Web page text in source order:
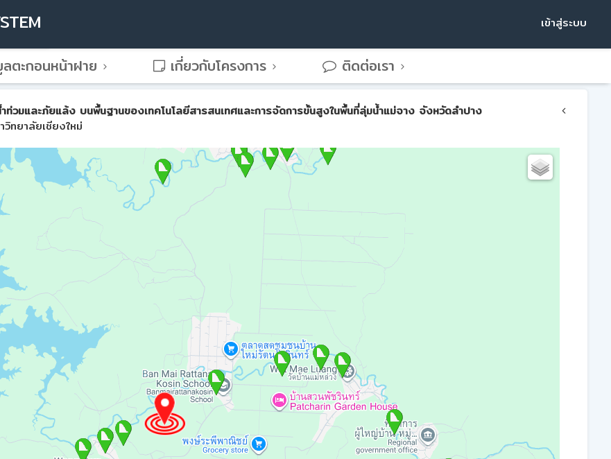
เข้าสู่ระบบ
ตะกอนหน้าฝาย เกี่ยวกับโครงการ ติดต่อเรา
วมและภัยแล้ง บนพื้นฐานของเทคโนโลยีสารสนเทศและการจัดการขั้นสูงในพื้นที่ลุ่มน้ำแม่จาง จังหวัดลำปาง
ทยาลัยเชียงใหม่